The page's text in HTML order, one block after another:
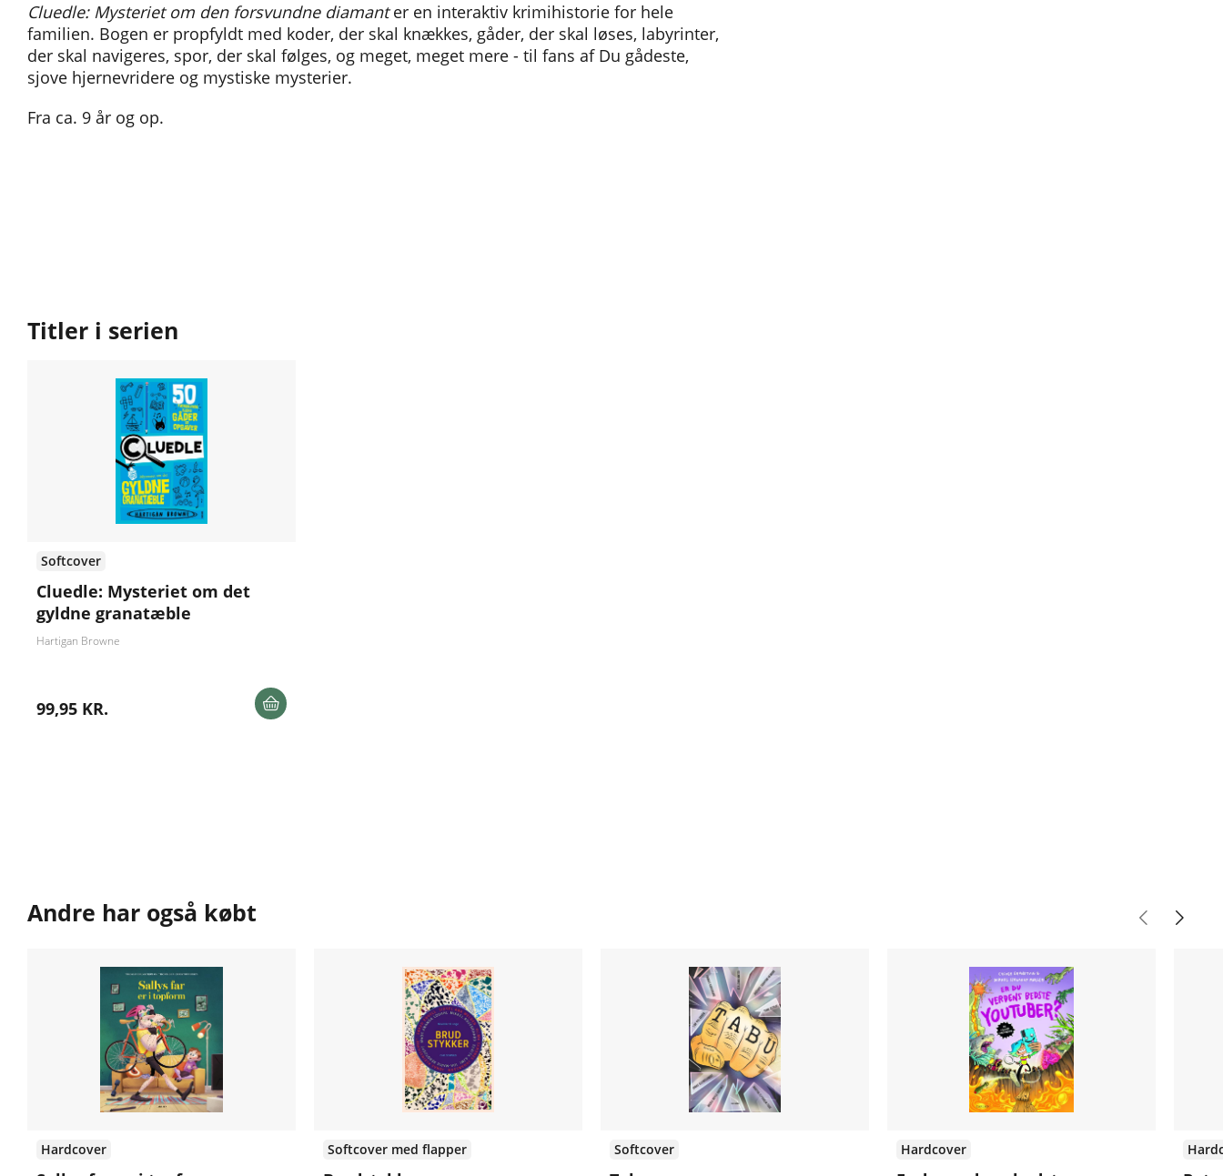
Cluedle: Mysteriet om den forsvundne diamanter en interaktiv krimihistorie for hele
familien. Bogen er propfyldt med koder, der skal knækkes, gåder, der skal løses, labyrinter,
der skal navigeres, spor, der skal følges, og meget, meget mere - til fans af Du gådeste,
sjove hjernevridere og mystiske mysterier.
Fra ca. 9 år og op.
Titler i serien
Softcover
Cluedle: Mysteriet om det
gyldne granatæble
Hartigan Browne
99,95 KR.
Andre har også købt
Hardcover Softcover med flapper Softcover Hardcover